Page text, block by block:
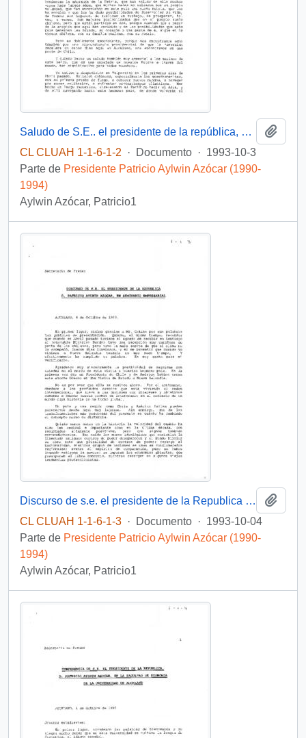
Saludo de S.E.. el presidente de la república, d. patricio Aylwin Azocar, a la colonia chilena residente en Auckland, a bordo del buque escuela esmeralda.
CL CLUAH 1-1-6-1-2
· Documento · 1993-10-3
Parte de Presidente Patricio Aylwin Azócar (1990-
1994)
Aylwin Azócar, Patricio1
Discurso de s.e. el presidente de la Republica d. patricio Aylwin Azocar, en seminario empresarial.
CL CLUAH 1-1-6-1-3 · Documento · 1993-10-04
Parte de Presidente Patricio Aylwin Azócar (1990-
1994)
Aylwin Azócar, Patricio1